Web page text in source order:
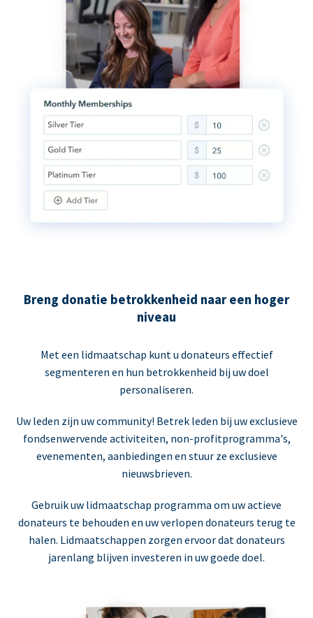
Breng donatie betrokkenheid naar een hoger
niveau
Met een lidmaatschap kunt u donateurs effectief
segmenteren en hun betrokkenheid bij uw doel
personaliseren.
Uw leden zijn uw community! Betrek leden bij uw exclusieve
fondsenwervende activiteiten, non-profitprogramma's,
evenementen, aanbiedingen en stuur ze exclusieve
nieuwsbrieven.
Gebruik uw lidmaatschap programma om uw actieve
donateurs te behouden en uw verlopen donateurs terug te
halen. Lidmaatschappen zorgen ervoor dat donateurs
jarenlang blijven investeren in uw goede doel.